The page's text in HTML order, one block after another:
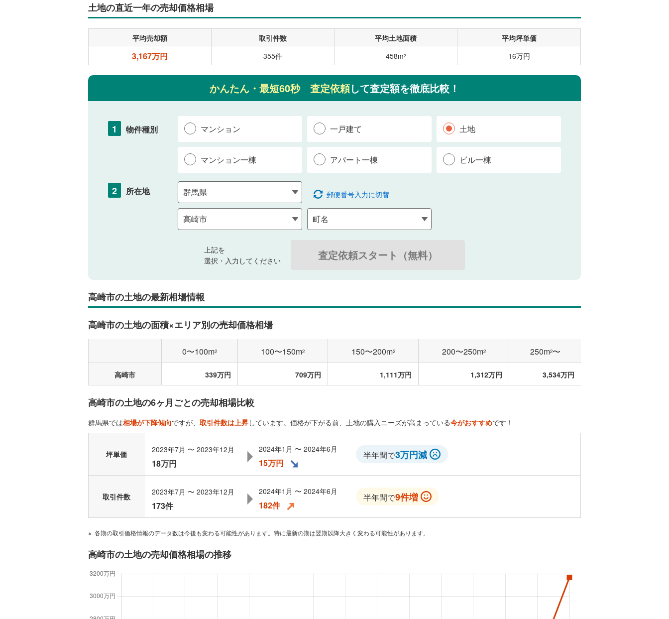
土地の直近一年の売却価格相場
平均売却額 取引件数 平均土地面積 平均坪単価
3,167万円 355件 458m2 16万円
かんたん・最短60秒 査定依頼して査定額を徹底比較！
1 物件種別 マンション 一戸建て 土地
マンション一棟 アパート一棟 ビル一棟
2 所在地 郵便番号入力に切替
上記を
選択・入力してください
査定依頼スタート（無料）
高崎市の土地の最新相場情報
高崎市の土地の面積×エリア別の売却価格相場
0〜100m2 100〜150m2 150〜200m2 200〜250m2 250m2〜
高崎市 339万円 709万円 1,111万円 1,312万円 3,534万円
高崎市の土地の6ヶ月ごとの売却相場比較
群馬県では相場が下降傾向ですが、 取引件数は上昇しています。価格が下がる前、土地の購入ニーズが高まっている今がおすすめです！
坪単価 2023年7月 〜 2023年12月
18万円
2024年1月 〜 2024年6月
15万円
半年間で3万円減
取引件数 2023年7月 〜 2023年12月
173件
2024年1月 〜 2024年6月
182件
半年間で9件増
各期の取引価格情報のデータ数は今後も変わる可能性があります。特に最新の期は翌期以降大きく変わる可能性があります。
高崎市の土地の売却価格相場の推移